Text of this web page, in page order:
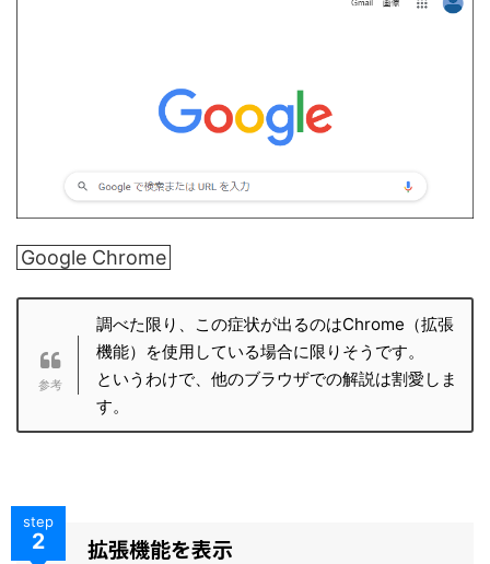
Google Chrome
調べた限り、この症状が出るのはChrome（拡張
機能）を使用している場合に限りそうです。
というわけで、他のブラウザでの解説は割愛しま
す。
step
2 拡張機能を表示